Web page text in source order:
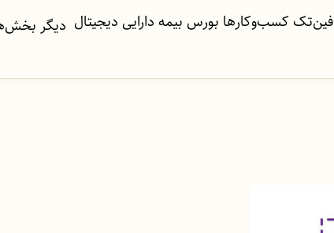
فین‌تک کسب‌وکار‌ها بورس بیمهدارایی دیجیتال دیگر